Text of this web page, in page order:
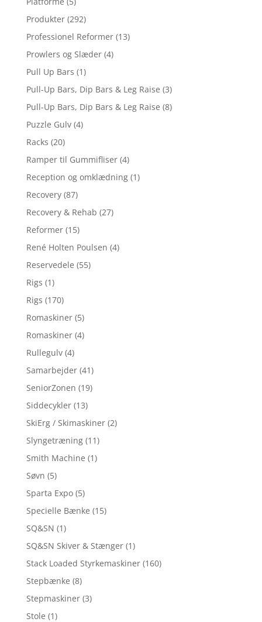
Produkter (292)
Professionel Reformer (13)
Prowlers og Slæder (4)
Pull Up Bars (1)
Pull-Up Bars, Dip Bars & Leg Raise (3)
Pull-Up Bars, Dip Bars & Leg Raise (8)
Puzzle Gulv (4)
Racks (20)
Ramper til Gummifliser (4)
Reception og omklædning (1)
Recovery (87)
Recovery & Rehab (27)
Reformer (15)
René Holten Poulsen (4)
Reservedele (55)
Rigs (1)
Rigs (170)
Romaskiner (5)
Romaskiner (4)
Rullegulv (4)
Samarbejder (41)
SeniorZonen (19)
Siddecykler (13)
SkiErg / Skimaskiner (2)
Slyngetræning (11)
Smith Machine (1)
Søvn (5)
Sparta Expo (5)
Specielle Bænke (15)
SQ&SN (1)
SQ&SN Skiver & Stænger (1)
Stack Loaded Styrkemaskiner (160)
Stepbænke (8)
Stepmaskiner (3)
Stole (1)